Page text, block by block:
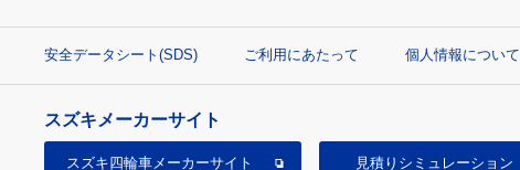
安全データシート(SDS) ご利用にあたって 個人情報について
スズキメーカーサイト
スズキ四輪車メーカーサイト 見積り シミュレーション